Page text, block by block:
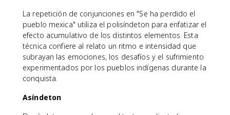
La repetición de conjunciones en "Se ha perdido el
pueblo mexica" utiliza el polisíndeton para enfatizar el
efecto acumulativo de los distintos elementos. Esta
técnica confiere al relato un ritmo e intensidad que
subrayan las emociones, los desafíos y el sufrimiento
experimentados por los pueblos indígenas durante la
conquista.
Asíndeton